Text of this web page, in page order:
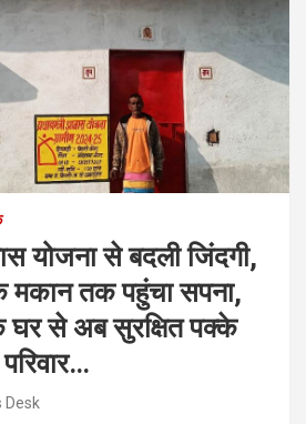
योजना से बदली जिंदगी,
तक पहुंचा सपना,
से अब सुरक्षित पक्के
Desk